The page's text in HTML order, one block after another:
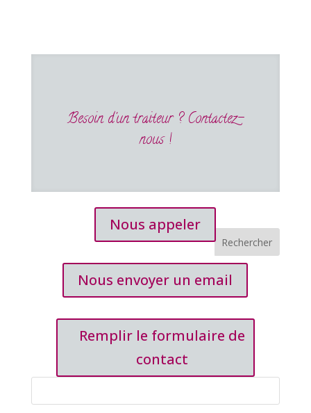
Besoin d'un traiteur ? Contactez-
nous !
Nous appeler
Nous envoyer un email
Remplir le formulaire de
contact